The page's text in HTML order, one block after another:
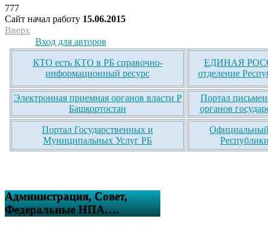
777
Сайт начал работу 15.06.2015
Вверх
Вход для авторов
КТО есть КТО в РБ справочно-
информационный ресурс
ЕДИНАЯ
отделение
Электронная приемная органов власти Р
Башкортостан
Портал
органов
Портал Государственных и
Муниципальных Услуг РБ
Официальный
Администрация, Совет,
Федеральные НПА….